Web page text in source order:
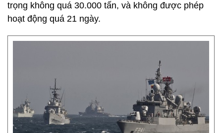
trọng không quá 30.000 tấn, và không được phép
hoạt động quá 21 ngày.